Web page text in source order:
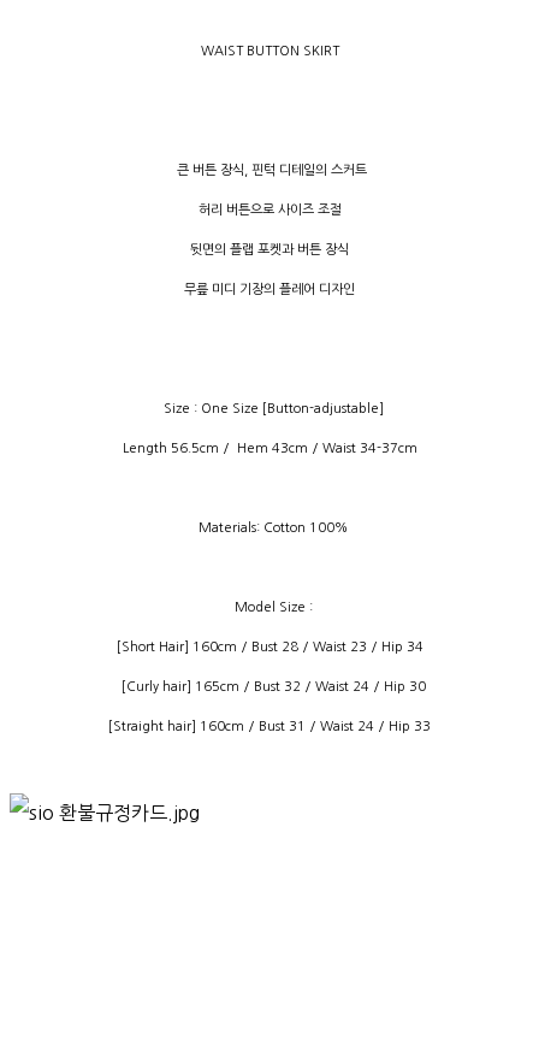
WAIST BUTTON SKIRT
큰 버튼 장식 핀턱 디테일의 스커트
허리 버튼으로 사이즈 조절
뒷면의 플랩 포켓과 버튼 장식
무릎 미디 기장의 플레어 디자인
Size : One Size [Button-adjustable]
Length 56.5cm / Hem 43cm / Waist 34-37cm
Materials: Cotton 100%
Model Size :
[Short Hair] 160cm / Bust 28 / Waist 23 / Hip 34
[Curly hair] 165cm / Bust 32 / Waist 24 / Hip 30
[Straight hair] 160cm / Bust 31 / Waist 24 / Hip 33